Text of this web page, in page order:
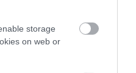
storage
on web or